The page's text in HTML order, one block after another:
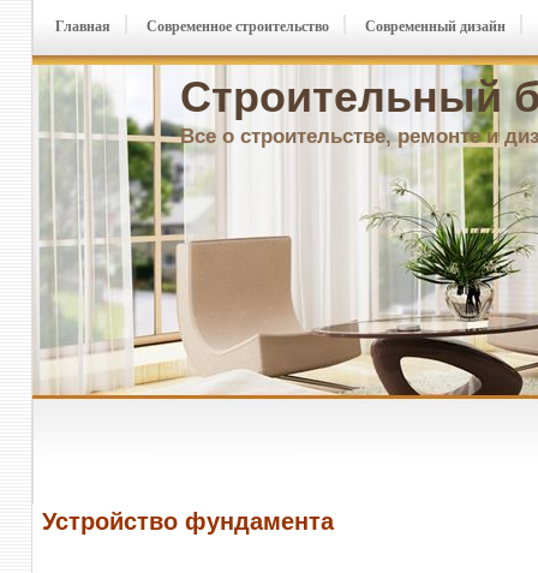
Строительный
Все о строительстве, ремонте и
Главная Современное строительство Современный дизайн
Устройство фундамента